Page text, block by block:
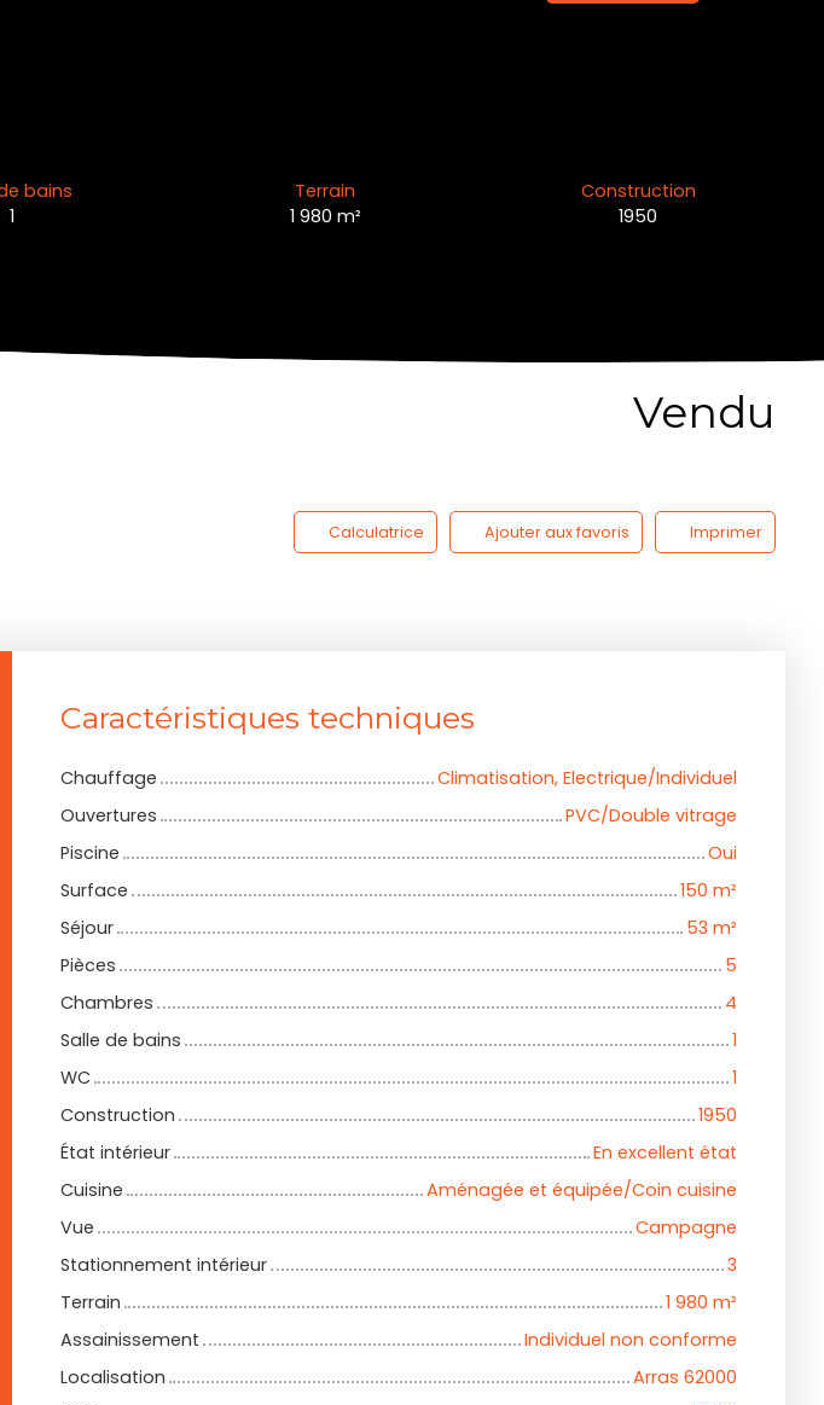
bains
1
Terrain
1 980 m²
Construction
1950
Vendu
Calculatrice Ajouter aux favoris Imprimer
Caractéristiques techniques
Chauffage
Climatisation, Electrique/Individuel
Ouvertures
PVC/Double vitrage
Piscine
Oui
Surface
150 m²
Séjour
53 m²
Pièces
5
Chambres
4
Salle de bains
1
WC
1
Construction
1950
État intérieur
En excellent état
Cuisine
Aménagée et équipée/Coin cuisine
Vue
Campagne
Stationnement intérieur
3
Terrain
1 980 m²
Assainissement
Individuel non conforme
Localisation
Arras 62000